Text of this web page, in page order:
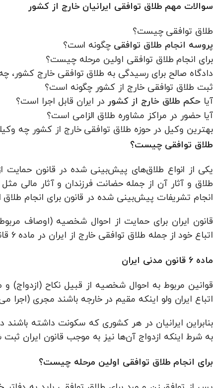
سوالات مهم طلاق توافقی ایرانیان خارج از کشور
طلاق توافقی چیست؟
پروسه انجام طلاق توافقی چگونه است؟
برای انجام طلاق توافقی اولین مرحله چیست؟
دادگاه صالح برای رسیدگی به طلاق توافقی خارج کشور،
ثبت طلاق توافقی خارج از کشور چگونه است؟
آیا حکم طلاق خارج از کشور در ایران قابل اجرا است؟
آیا حضور در مراکز مشاوره طلاق الزامی است؟
بهترین وکیل در حوزه طلاق توافقی خارج از کشور چه
طلاق توافقی چیست؟
یکی از انواع طلاق‌های پیش‌بینی شده در قانون حمایت
طلاق و آثار آن از جمله حضانت فرزندان و آثار مالی
انجام تشریفات پیش‌بینی شده در قانون برای انجام طلاق
قانون ایران برای حمایت از احوال شخصیه (اوصاف
اتباع خود از جمله طلاق توافقی خارج از ایران در ماده 6 قانون مدنی تعیین تکلیف نموده است:
ماده 6 قانون مدنی ایران
قوانین مربوط به احوال شخصیه از قبیل نکاح (ازدواج)
اتباع ایران ولو اینکه مقیم در خارجه باشند مجری (اجرا
بنابراین ایرانیان در هر کشوری که سکونت داشته
به شرط اینکه ازدواج آن‌ها نیز به موجب قانون ایران
برای انجام طلاق توافقی اولین مرحله چیست؟